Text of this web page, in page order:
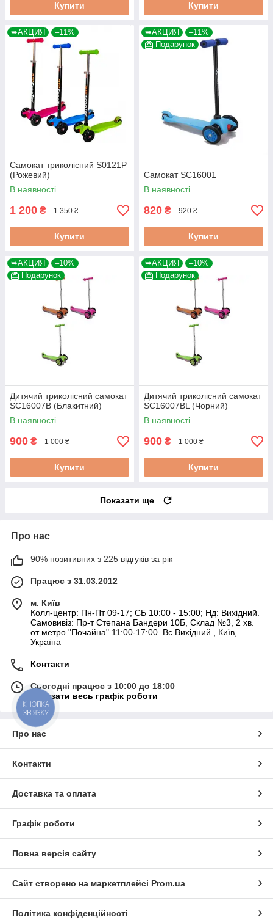
Купити Купити
➥АКЦИЯ –11%
Самокат триколісний S0121P
(Рожевий)
В наявності
1 200 ₴ 1 350 ₴
Купити
➥АКЦИЯ
–11%
Подарунок
Самокат SC16001
В наявності
820 ₴ 920 ₴
Купити
➥АКЦИЯ
–10%
Подарунок
Дитячий триколісний самокат
SC16007B (Блакитний)
В наявності
900 ₴ 1 000 ₴
Купити
➥АКЦИЯ
–10%
Подарунок
Дитячий триколісний самокат
SC16007BL (Чорний)
В наявності
900 ₴ 1 000 ₴
Купити
Показати ще
Про нас
90% позитивних з 225 відгуків за рік
Працює з 31.03.2012
м. Київ
Колл-центр: Пн-Пт 09-17; СБ 10:00 - 15:00; Нд: Вихідний.
Самовивіз: Пр-т Степана Бандери 10Б, Склад №3, 2 хв.
от метро "Почайна" 11:00-17:00. Вс Вихідний , Київ,
Україна
Контакти
Сьогодні працює з 10:00 до 18:00
Показати весь графік роботи
Про нас
Контакти
Доставка та оплата
Графік роботи
Повна версія сайту
Сайт створено на маркетплейсі Prom.ua
Політика конфіденційності
КНОПКА
ЗВ'ЯЗКУ